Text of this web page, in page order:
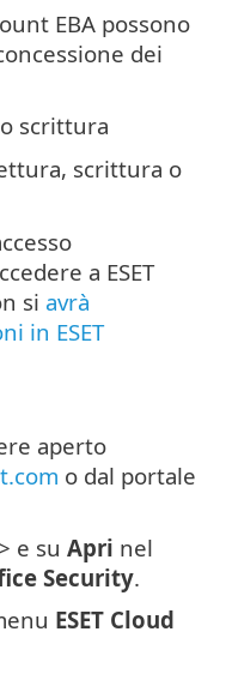
EBA possono
dei
scrittura
lettura, scrittura o
a ESET
si avrà
in ESET
aperto
o dal portale
> e su Apri nel
Security.
ESET Cloud